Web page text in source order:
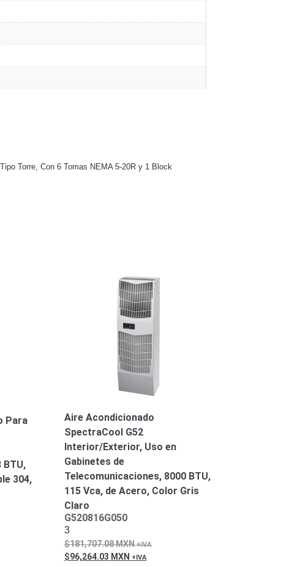
Torre, Con 6 Tomas NEMA 5-20R y 1 Block
Para
BTU,
304,
Aire Acondicionado
SpectraCool G52
Interior/Exterior, Uso en
Gabinetes de
Telecomunicaciones, 8000 BTU,
115 Vca, de Acero, Color Gris
Claro
G520816G050
3
181,707.08MXN
96,264.03 MXN